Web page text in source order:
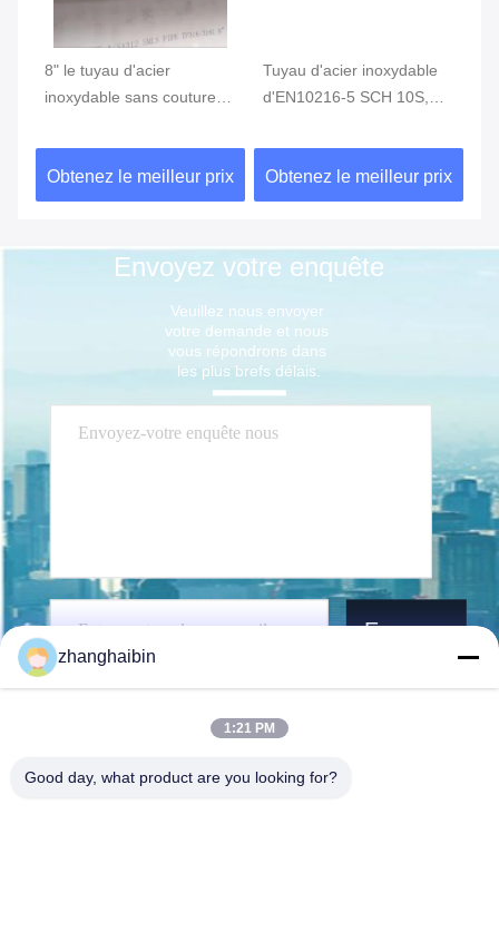
8" le tuyau d'acier
inoxydable sans couture
de SCH80S a adapté aux
besoins du client
Obtenez le meilleur prix
Tuyau d'acier inoxydable
d'EN10216-5 SCH 10S,
de SMLS solides solubles
Obtenez le meilleur prix
Envoyez votre enquête
Veuillez nous envoyer
votre demande et nous
vous répondrons dans
les plus brefs délais.
Envoyez
zhanghaibin
1:21 PM
Good day, what product are you looking for?